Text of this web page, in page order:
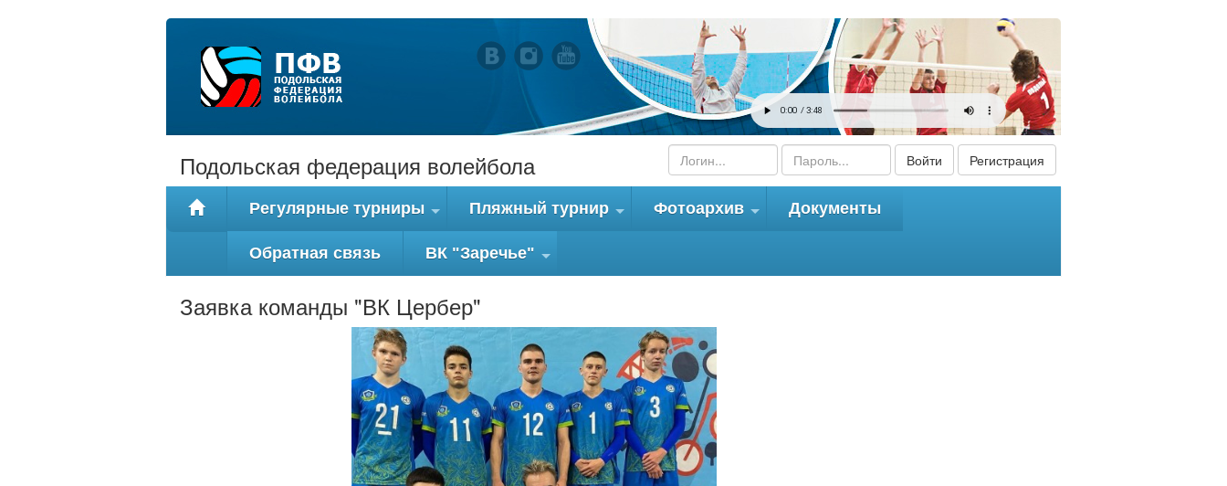
Войти Регистрация
Подольская федерация волейбола
+
Регулярные турниры Пляжный турнир Фотоархив Документы
Обратная связь
+
ВК "Заречье"
Заявка команды "ВК Цербер"